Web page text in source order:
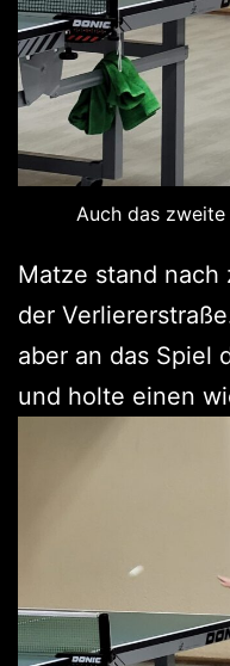
Auch das
Matze stand nach
der
aber an das Spiel
und holte einen